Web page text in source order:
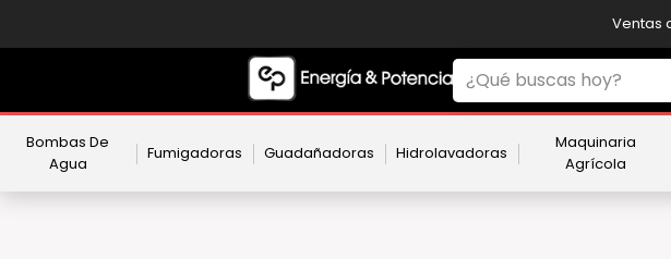
Ventas
Bombas De
Agua
Fumigadoras Guadañadoras Hidrolavadoras
Maquinaria
Agrícola